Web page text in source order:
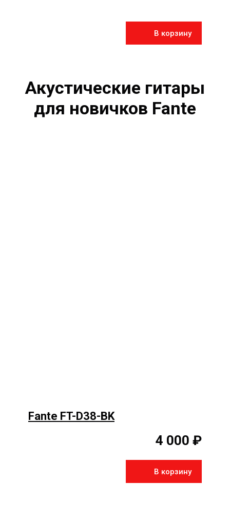
В корзину
Акустические гитары
для новичков Fante
Fante FT-D38-BK
4 000 ₽
В корзину